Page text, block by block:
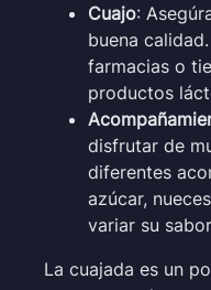
Cuajo:
buena
farmacias o
productos
disfrutar de
diferentes
azúcar,
variar su
La cuajada es un